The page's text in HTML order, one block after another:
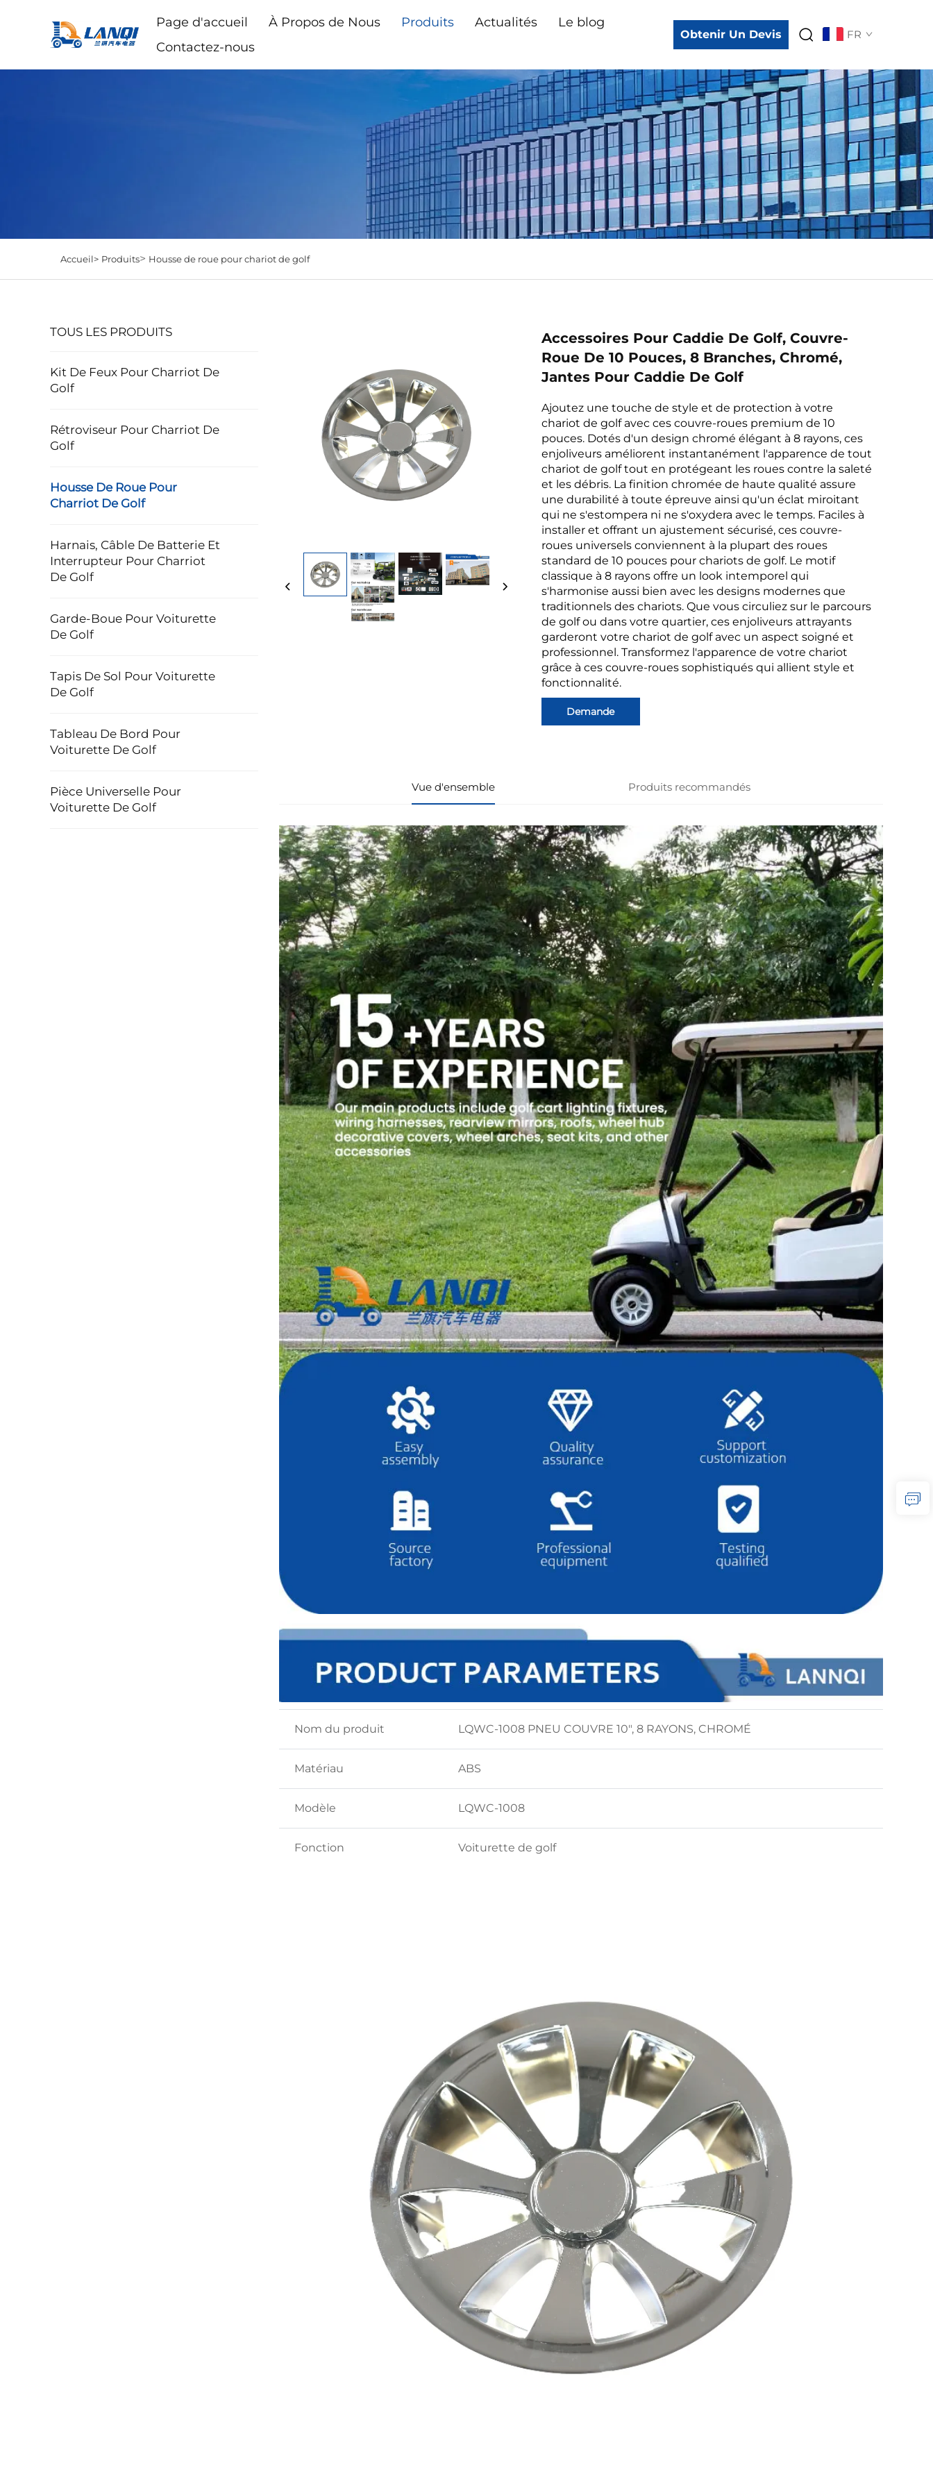
Page d'accueil À Propos de Nous Produits Actualités
Le blog
Contactez-nous
Obtenir Un Devis FR
Accueil> Produits> Housse de roue pour chariot de golf
TOUS LES PRODUITS
Kit De Feux Pour Charriot De
Golf
Rétroviseur Pour Charriot De
Golf
Housse De Roue Pour
Charriot De Golf
Harnais, Câble De Batterie Et
Interrupteur Pour Charriot
De Golf
Garde-Boue Pour Voiturette
De Golf
Tapis De Sol Pour Voiturette
De Golf
Tableau De Bord Pour
Voiturette De Golf
Pièce Universelle Pour
Voiturette De Golf
Accessoires Pour Caddie De Golf, Couvre-
Roue De 10 Pouces, 8 Branches, Chromé,
Jantes Pour Caddie De Golf
Ajoutez une touche de style et de protection à votre
chariot de golf avec ces couvre-roues premium de 10
pouces. Dotés d'un design chromé élégant à 8 rayons, ces
enjoliveurs améliorent instantanément l'apparence de tout
chariot de golf tout en protégeant les roues contre la saleté
et les débris. La finition chromée de haute qualité assure
une durabilité à toute épreuve ainsi qu'un éclat miroitant
qui ne s'estompera ni ne s'oxydera avec le temps. Faciles à
installer et offrant un ajustement sécurisé, ces couvre-
roues universels conviennent à la plupart des roues
standard de 10 pouces pour chariots de golf. Le motif
classique à 8 rayons offre un look intemporel qui
s'harmonise aussi bien avec les designs modernes que
traditionnels des chariots. Que vous circuliez sur le parcours
de golf ou dans votre quartier, ces enjoliveurs attrayants
garderont votre chariot de golf avec un aspect soigné et
professionnel. Transformez l'apparence de votre chariot
grâce à ces couvre-roues sophistiqués qui allient style et
fonctionnalité.
Demande
Vue d'ensemble Produits recommandés
Nom du produit LQWC-1008 PNEU COUVRE 10", 8 RAYONS, CHROMÉ
Matériau ABS
Modèle LQWC-1008
Fonction Voiturette de golf